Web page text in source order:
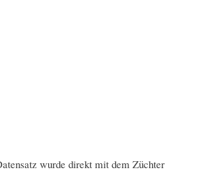
wurde direkt mit dem Züchter